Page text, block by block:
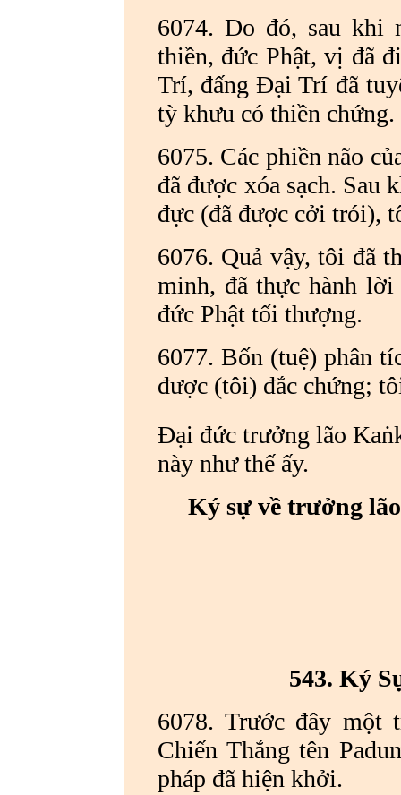
6074. Do đó, sau khi
thiền, đức Phật, vị đã
Trí, đấng Đại Trí đã
tỳ khưu có thiền chứng.
6075. Các phiền não
đã được xóa sạch. Sau
đực (đã được cởi trói),
6076. Quả vậy, tôi đã
minh, đã thực hành
đức Phật tối thượng.
6077. Bốn (tuệ) phân
được (tôi) đắc chứng;
Đại đức trưởng lão
này như thế ấy.
Ký sự về trưởng
543. Ký
6078. Trước đây một
Chiến Thắng tên
pháp đã hiện khởi.